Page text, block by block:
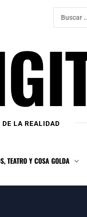
Buscar:
LA REALIDAD
TEATRO Y COSA GOLDA